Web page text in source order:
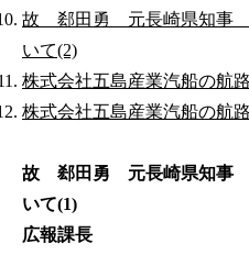
故 郄田勇 元長崎県知事
いて(2)
株式会社五島産業汽船の航
株式会社五島産業汽船の航
故 郄田勇 元長崎県知事
いて(1)
広報課長